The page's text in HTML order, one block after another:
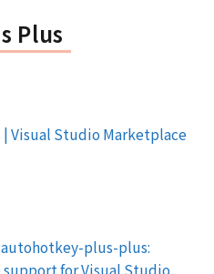
Plus
Visual Studio Marketplace
plus-plus:
for Visual Studio